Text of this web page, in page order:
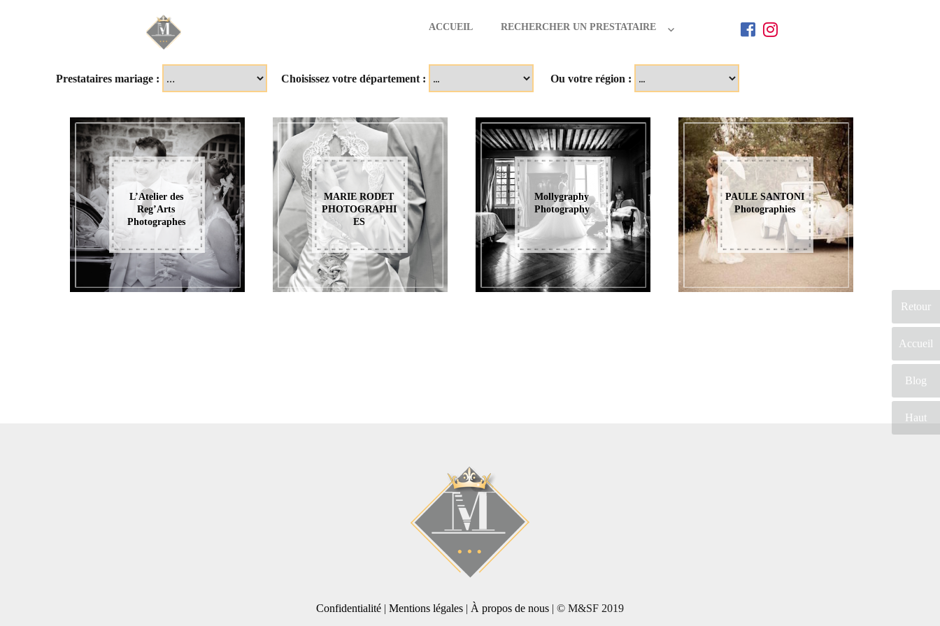
Mariage & Savoir faire
ACCUEIL RECHERCHER UN PRESTATAIRE
Retour
Accueil
Blog
Haut
Prestataires mariage : Choisissez votre département : Ou votre région :
L’Atelier des
Reg’Arts
Photographes
MARIE RODET
PHOTOGRAPHI
ES
Mollygraphy
Photography
PAULE SANTONI
Photographies
Confidentialité| Mentions légales| À propos de nous| © M&SF 2019